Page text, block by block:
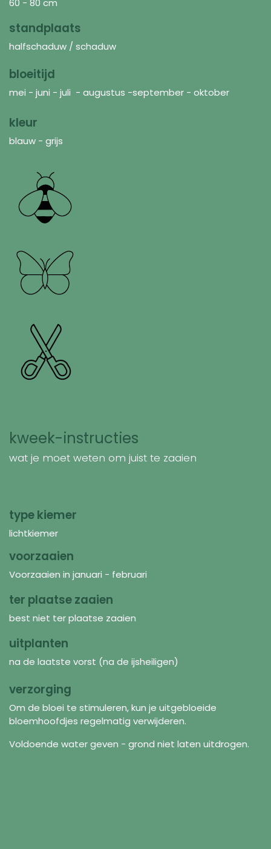
standplaats
halfschaduw / schaduw
bloeitijd
mei - juni - juli - augustus -september - oktober
kleur
blauw - grijs
kweek-instructies
wat je moet weten om juist te zaaien
type kiemer
lichtkiemer
voorzaaien
Voorzaaien in januari - februari
ter plaatse zaaien
best niet ter plaatse zaaien
uitplanten
na de laatste vorst (na de ijsheiligen)
verzorging
Om de bloei te stimuleren, kun je uitgebloeide
bloemhoofdjes regelmatig verwijderen.
Voldoende water geven - grond niet laten uitdrogen.